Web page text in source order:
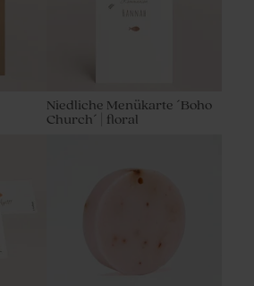
Niedliche Menükarte ´Boho
Church´ | floral